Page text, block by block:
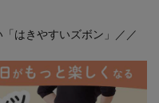
はきやすいズボン」／／